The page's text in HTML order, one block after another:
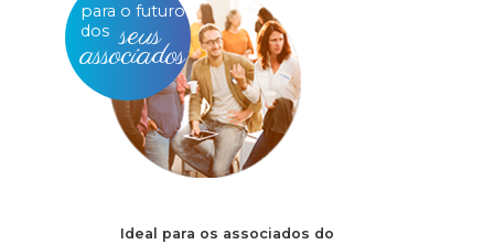
para o futuro
dos seus
associados
Ideal para os associados do